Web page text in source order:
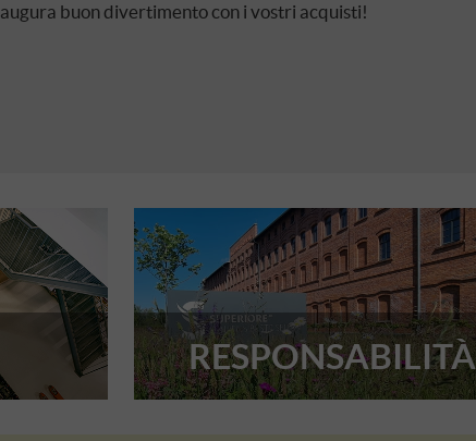
augura buon divertimento con i vostri acquisti!
RESPONSABILITÀ